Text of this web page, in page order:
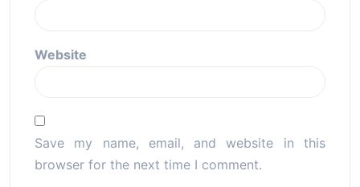
Website
Save my name, email, and website in this
browser for the next time I comment.